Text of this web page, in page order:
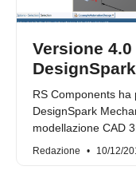
Versione
RS Components
DesignSpark
modellazione CAD
Redazione 10/12/